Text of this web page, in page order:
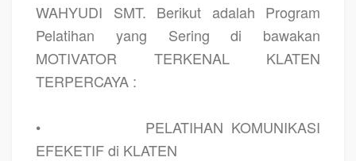
WAHYUDI SMT. Berikut adalah Program
Pelatihan yang Sering di bawakan
MOTIVATOR TERKENAL KLATEN
TERPERCAYA :
•
PELATIHAN KOMUNIKASI
EFEKETIF di KLATEN